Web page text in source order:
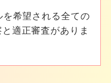
希望される全ての
適正審査がありま